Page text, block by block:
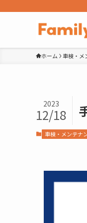
ホーム 車検・メ
2023
12/18
車検・メンテナ